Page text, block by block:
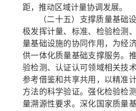
距，推动区域计量协调发展。
（二十五）支撑质量基础
极发挥计量、标准、检验检测
量基础设施的协同作用，为经
供一体化质量基础支撑服务。
验检测、认证认可领域相关技
参考借鉴和共享共用，以精准
方法的科学验证。强化检验检
量溯源性要求。深化国家质量